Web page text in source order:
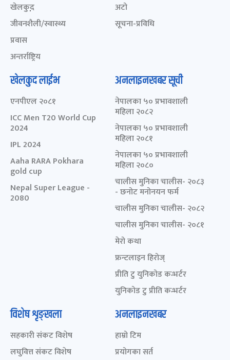
खेलकुद़़
जीवनशैली/स्वास्थ्य
प्रवास
अन्तर्राष्ट्रिय
अटो
सूचना-प्रविधि
खेलकुद लाईभ
एनपीएल २०८१
ICC Men T20 World Cup
2024
IPL 2024
Aaha RARA Pokhara
gold cup
Nepal Super League -
2080
अनलाइनखबर सूची
नेपालका ५० प्रभावशाली
महिला २०८२
नेपालका ५० प्रभावशाली
महिला २०८१
नेपालका ५० प्रभावशाली
महिला २०८०
चालीस मुनिका चालीस- २०८३
- छनोट मनोनयन फर्म
चालीस मुनिका चालीस- २०८२
चालीस मुनिका चालीस- २०८१
मेरो कथा
फ्रन्टलाइन हिरोज्
प्रीति टु युनिकोड कन्भर्टर
युनिकोड टु प्रीति कन्भर्टर
विशेष शृङ्खला
सहकारी संकट विशेष
लघुवित्त संकट विशेष
अनलाइनखबर
हाम्रो टिम
प्रयोगका सर्त